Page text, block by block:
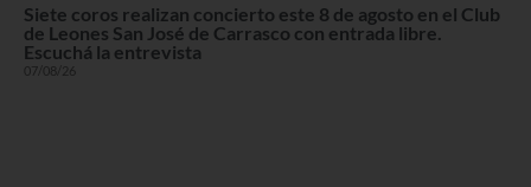
Siete coros realizan concierto este 8 de agosto en el Club
de Leones San José de Carrasco con entrada libre.
Escuchá la entrevista
07/08/26